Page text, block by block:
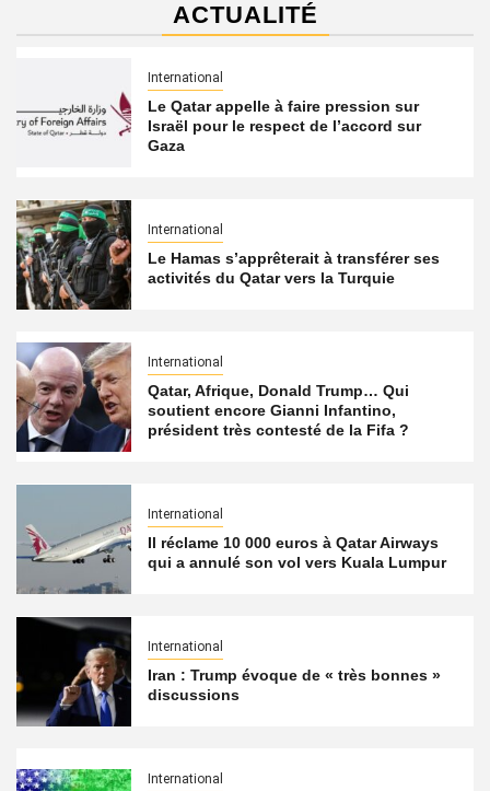
ACTUALITÉ
International
Le Qatar appelle à faire pression sur
Israël pour le respect de l’accord sur
Gaza
International
Le Hamas s’apprêterait à transférer ses
activités du Qatar vers la Turquie
International
Qatar, Afrique, Donald Trump… Qui
soutient encore Gianni Infantino,
président très contesté de la Fifa ?
International
Il réclame 10 000 euros à Qatar Airways
qui a annulé son vol vers Kuala Lumpur
International
Iran : Trump évoque de « très bonnes »
discussions
International